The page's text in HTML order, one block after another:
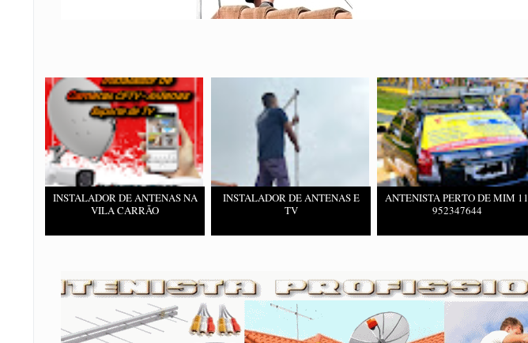
INSTALADOR DE ANTENAS NA
VILA CARRÃO
INSTALADOR DE ANTENAS E
TV
ANTENISTA PERTO DE MIM 11
952347644